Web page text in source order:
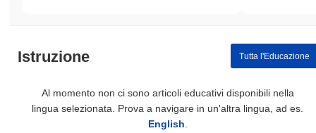
Istruzione Tutta l'Educazione
Al momento non ci sono articoli educativi disponibili nella
lingua selezionata. Prova a navigare in un'altra lingua, ad es.
English